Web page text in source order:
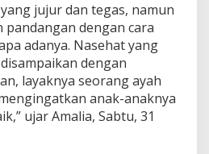
jujur dan tegas, namun
pandangan dengan cara
adanya. Nasehat yang
dengan
layaknya seorang ayah
anak-anaknya
ujar Amalia, Sabtu, 31